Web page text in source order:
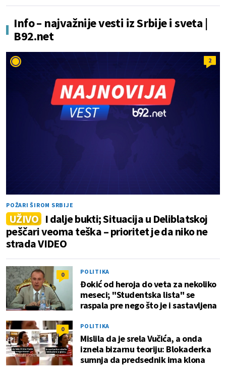
Info – najvažnije vesti iz Srbije i sveta |
B92.net
2
POŽARI ŠIROM SRBIJE
UŽIVO I dalje bukti; Situacija u Deliblatskoj
peščari veoma teška – prioritet je da niko ne
strada VIDEO
0 POLITIKA
Đokić od heroja do veta za nekoliko
meseci; "Studentska lista" se
raspala pre nego što je i sastavljena
0 POLITIKA
Mislila da je srela Vučića, a onda
iznela bizarnu teoriju: Blokaderka
sumnja da predsednik ima klona